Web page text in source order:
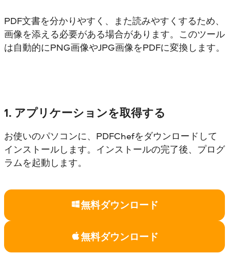
PDF文書を分かりやすく、また読みやすくするため、
画像を添える必要がある場合があります。このツール
は自動的にPNG画像やJPG画像をPDFに変換します。
1. アプリケーションを取得する
お使いのパソコンに、PDFChefをダウンロードして
インストールします。インストールの完了後、プログ
ラムを起動します。
無料ダウンロード
無料ダウンロード